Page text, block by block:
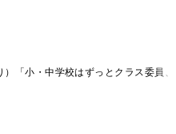
）「小・中学校はずっとクラス委員